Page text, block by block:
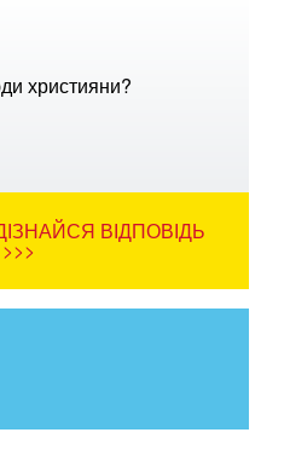
християни?
ВІДПОВІДЬ
>>>